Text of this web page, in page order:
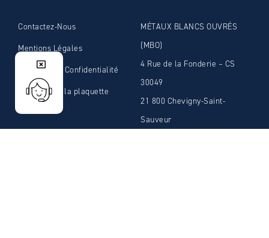
Contactez-Nous
Mentions Légales
Politique De Confidentialité
Télécharger la plaquette
MÉTAUX BLANCS OUVRÉS
(MBO)
4 Rue de la Fonderie – CS
30049
21 800 Chevigny-Saint-
Sauveur